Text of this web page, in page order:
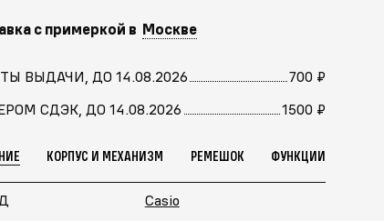
с примеркой в Москве
ВЫДАЧИ, ДО 14.08.2026
700 ₽
СДЭК, ДО 14.08.2026
1500 ₽
КОРПУС И МЕХАНИЗМ РЕМЕШОК ФУНКЦИИ
Casio